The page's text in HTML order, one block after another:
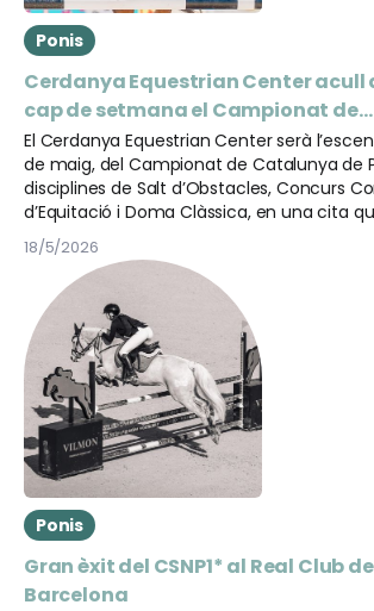
Ponis
Cerdanya Equestrian Center acull
cap de setmana el Campionat de
Catalunya de Ponis 2026
El Cerdanya Equestrian Center serà
de maig, del Campionat de Catalunya de
disciplines de Salt d’Obstacles, Concurs
d’Equitació i Doma Clàssica, en una cita
com a preparació per al pròxim Campionat
Ponis.
18/5/2026
Ponis
Gran èxit del CSNP1* al Real Club
Barcelona